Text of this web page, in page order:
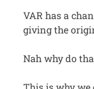
VAR has a
giving the
Nah why do